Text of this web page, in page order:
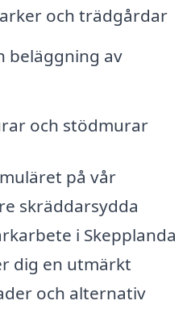
och trädgårdar
beläggning av
och stödmurar
på vår
skräddarsydda
i Skepplanda
dig en utmärkt
och alternativ